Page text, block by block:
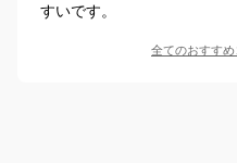
すいです。
全てのおすすめ